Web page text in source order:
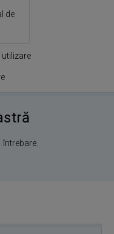
utilizare